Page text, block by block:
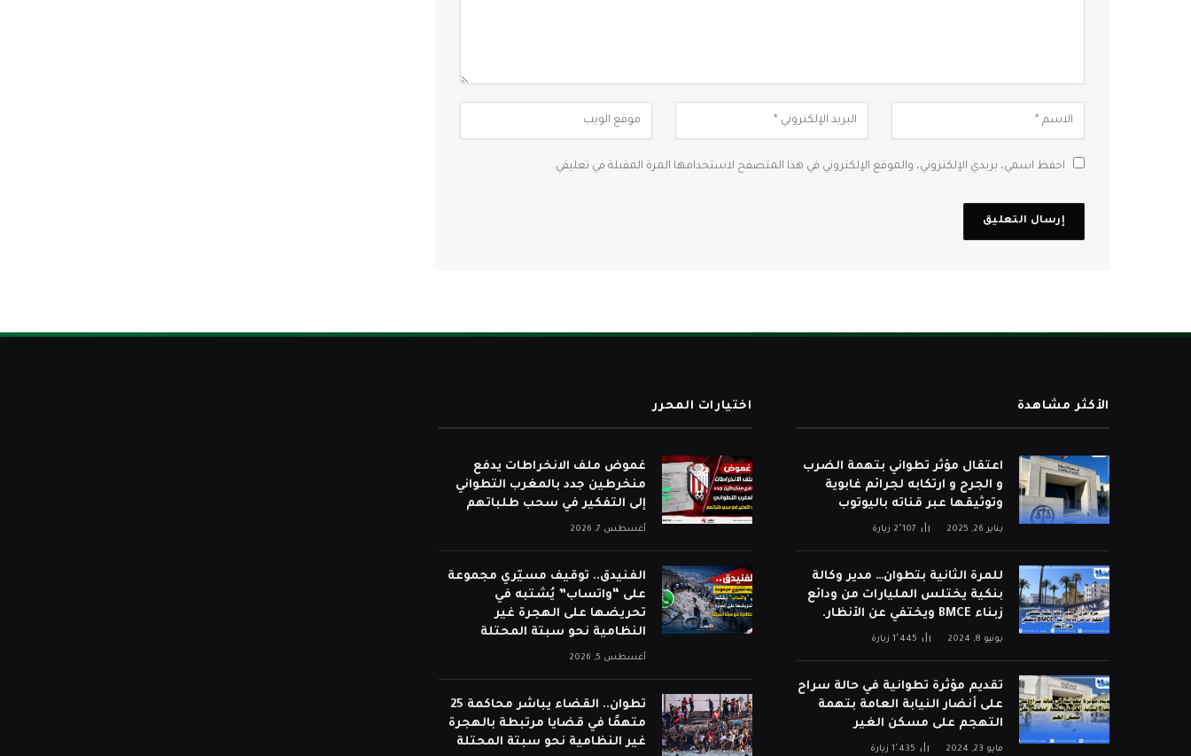
احفظ اسمي، بريدي الإلكتروني، والموقع الإلكتروني في هذا المتصفح لاستخدامها المرة المقبلة في تعليقي.
الأكثر مشاهدة
اعتقال مؤثر تطواني بتهمة الضرب
و الجرح و ارتكابه لجرائم غابوية
وتوثيقها عبر قناته باليوتوب
يناير 26, 2025 2٬107 زيارة
للمرة الثانية بتطوان… مدير وكالة
بنكية يختلس المليارات من ودائع
زبناء BMCE ويختفي عن الأنظار.
يونيو 8, 2024 1٬445 زيارة
تقديم مؤثرة تطوانية في حالة سراح
على أنضار النيابة العامة بتهمة
التهجم على مسكن الغير
مايو 23, 2024 1٬435 زيارة
اختيارات المحرر
غموض ملف الانخراطات يدفع
منخرطين جدد بالمغرب التطواني
إلى التفكير في سحب طلباتهم
أغسطس 7, 2026
الفنيدق.. توقيف مسيّري مجموعة
على “واتساب” يُشتبه في
تحريضها على الهجرة غير
النظامية نحو سبتة المحتلة
أغسطس 5, 2026
تطوان.. القضاء يباشر محاكمة 25
متهمًا في قضايا مرتبطة بالهجرة
غير النظامية نحو سبتة المحتلة